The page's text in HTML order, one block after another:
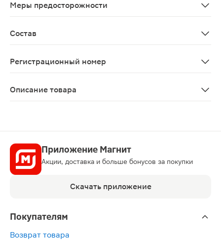
Меры предосторожности
Состав
Регистрационный номер
Описание товара
Приложение Магнит
Акции, доставка и больше бонусов за покупки
Скачать приложение
Покупателям
Возврат товара